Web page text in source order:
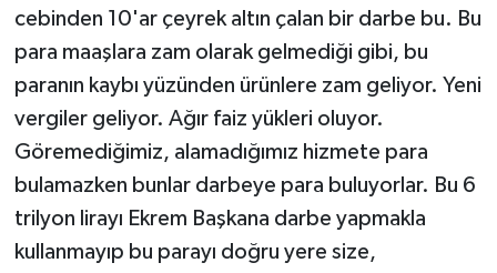
cebinden 10'ar çeyrek altın çalan bir darbe bu. Bu
para maaşlara zam olarak gelmediği gibi, bu
paranın kaybı yüzünden ürünlere zam geliyor. Yeni
vergiler geliyor. Ağır faiz yükleri oluyor.
Göremediğimiz, alamadığımız hizmete para
bulamazken bunlar darbeye para buluyorlar. Bu 6
trilyon lirayı Ekrem Başkana darbe yapmakla
kullanmayıp bu parayı doğru yere size,